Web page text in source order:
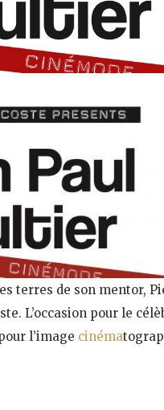
terres de son mentor,
L’occasion pour le
l’image cinéma